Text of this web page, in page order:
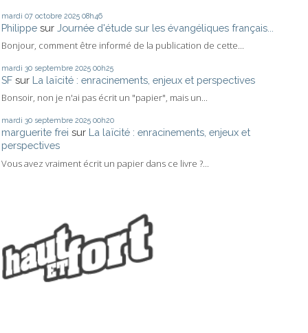
mardi 07 octobre 2025 08h46
Philippe sur Journée d'étude sur les évangéliques français...
Bonjour, comment être informé de la publication de cette...
mardi 30 septembre 2025 00h25
SF sur La laïcité : enracinements, enjeux et perspectives
Bonsoir, non je n'ai pas écrit un "papier", mais un...
mardi 30 septembre 2025 00h20
marguerite frei sur La laïcité : enracinements, enjeux et
perspectives
Vous avez vraiment écrit un papier dans ce livre ?...